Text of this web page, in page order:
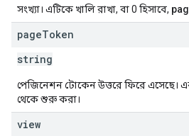
সংখ্যা। এটিকে খালি রাখা, বা 0 হিসাবে,
pageToken
string
পেজিনেশন টোকেন উত্তরে ফিরে এসেছে।
থেকে শুরু করা।
view